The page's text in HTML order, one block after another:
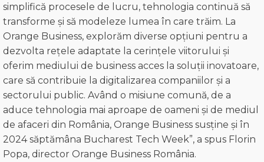
simplifică procesele de lucru, tehnologia continuă să
transforme și să modeleze lumea în care trăim. La
Orange Business, explorăm diverse opțiuni pentru a
dezvolta rețele adaptate la cerințele viitorului și
oferim mediului de business acces la soluții inovatoare,
care să contribuie la digitalizarea companiilor și a
sectorului public. Având o misiune comună, de a
aduce tehnologia mai aproape de oameni și de mediul
de afaceri din România, Orange Business susține și în
2024 săptămâna Bucharest Tech Week”, a spus Florin
Popa, director Orange Business România.